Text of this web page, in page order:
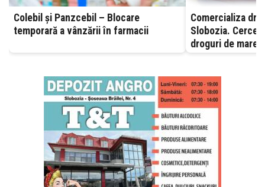
Colebil și Panzcebil – Blocare
temporară a vânzării în farmacii
Comercializa
Slobozia.
droguri de mare